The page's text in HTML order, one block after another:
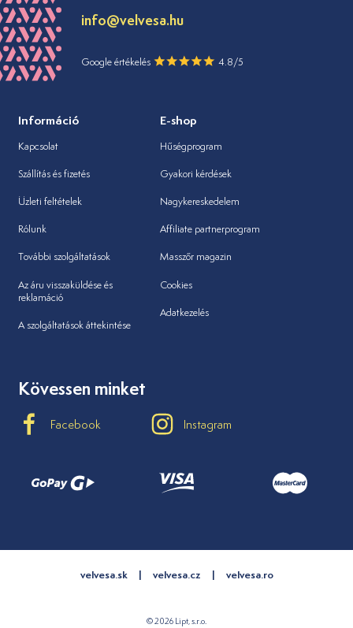
info@velvesa.hu
Google értékelés 4.8/5
Információ
Kapcsolat
Szállítás és fizetés
Üzleti feltételek
Rólunk
További szolgáltatások
Az áru visszaküldése és
reklamáció
A szolgáltatások áttekintése
E-shop
Hűségprogram
Gyakori kérdések
Nagykereskedelem
Affiliate partnerprogram
Masszőr magazin
Cookies
Adatkezelés
Kövessen minket
Facebook Instagram
© 2026 Lipt, s.r.o.
velvesa.sk velvesa.cz velvesa.ro